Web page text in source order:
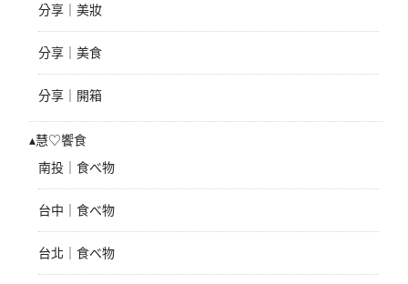
分享｜美妝
分享｜美食
分享｜開箱
▴慧♡饗食
南投｜食べ物
台中｜食べ物
台北｜食べ物